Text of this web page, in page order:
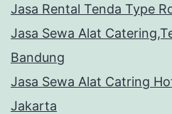
Jasa Rental Tenda Type
Jasa Sewa Alat
Bandung
Jasa Sewa Alat Catring
Jakarta